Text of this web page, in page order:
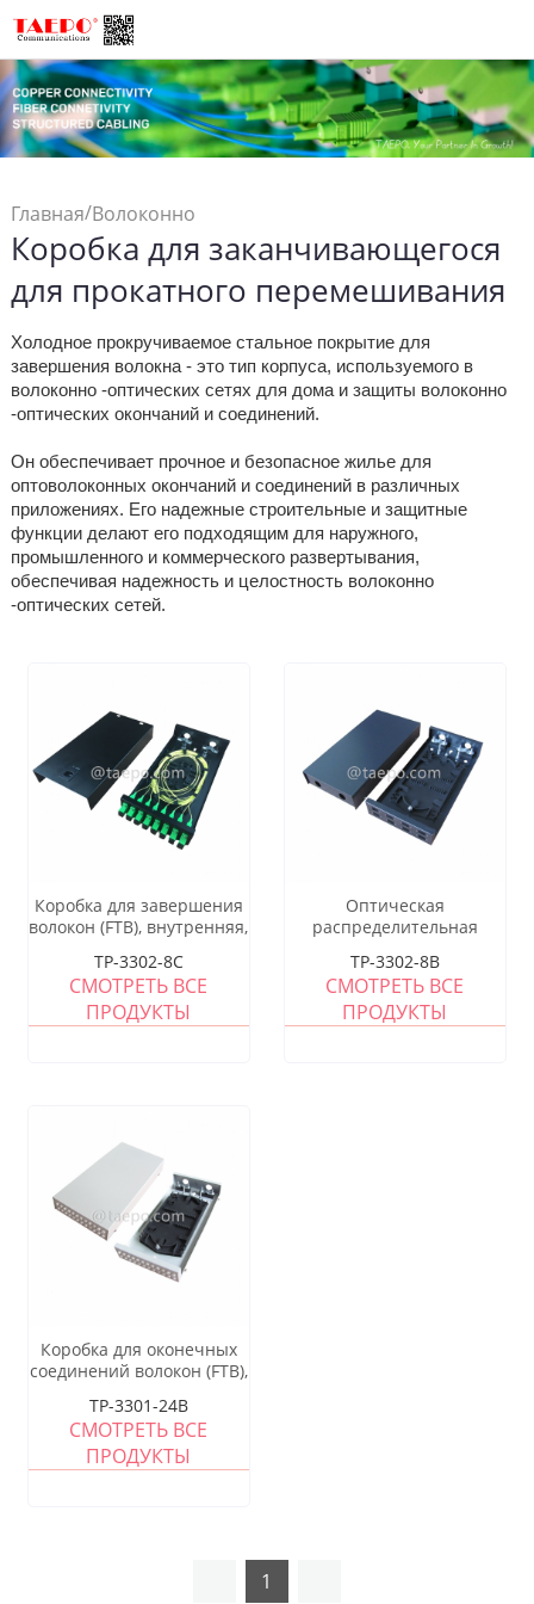
Главная/Волоконно
Соединения/
Оптоволоконный Окно
Прекращение/Коробка для
заканчивающегося для
прокатного
перемешивания
Коробка для заканчивающегося
для прокатного перемешивания
Холодное прокручиваемое стальное покрытие для
завершения волокна - это тип корпуса, используемого в
волоконно -оптических сетях для дома и защиты волоконно
-оптических окончаний и соединений.
Он обеспечивает прочное и безопасное жилье для
оптоволоконных окончаний и соединений в различных
приложениях. Его надежные строительные и защитные
функции делают его подходящим для наружного,
промышленного и коммерческого развертывания,
обеспечивая надежность и целостность волоконно
-оптических сетей.
Коробка для завершения
волокон (FTB), внутренняя,
холоднокатаной стали с
порошковым покрытием
TP-3302-8C
СМОТРЕТЬ ВСЕ
ПРОДУКТЫ
Оптическая
распределительная
внутреннего применения,
24 волокна, тип с
пигтейлами, корпус из
TP-3302-8B
СМОТРЕТЬ ВСЕ
ПРОДУКТЫ
Коробка для оконечных
соединений волокон (FTB),
тип пигтейл, корпус из
холоднокатаной стали с
порошковым покрытием
TP-3301-24B
СМОТРЕТЬ ВСЕ
ПРОДУКТЫ
1